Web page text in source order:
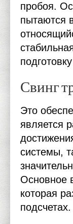
пробоя.
пытаются
Свинг
Это
является
системы,
Основное
которая
подсчетах.